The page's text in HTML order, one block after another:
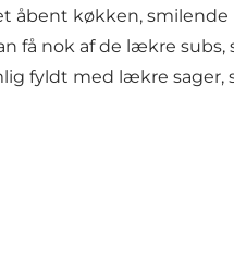
køkken, smilende
få nok af de lækre subs,
fyldt med lækre sager,